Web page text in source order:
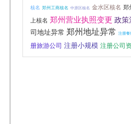
核名 郑州工商核名 中原区核名 金水区核名 郑
上核名 郑州营业执照变更 政策
司地址异常 郑州地址异常 注册餐
册旅游公司 注册小规模 注册公司